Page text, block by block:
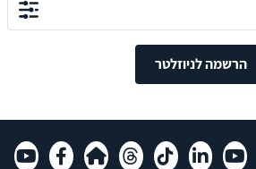
הרשמה לניוזלטר